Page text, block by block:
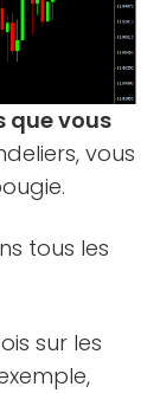
que vous
vous
tous les
sur les